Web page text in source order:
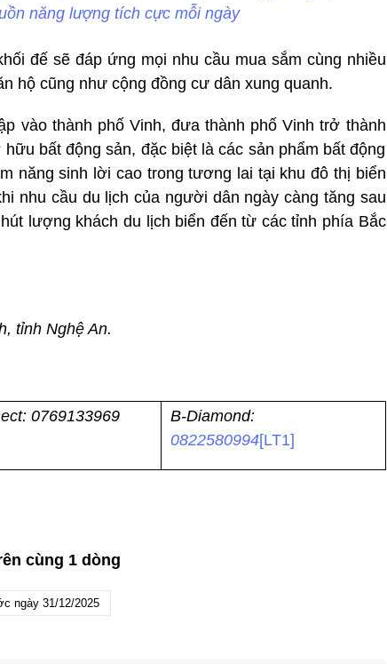
năng lượng tích cực mỗi ngày
đế sẽ đáp ứng mọi nhu cầu mua sắm cùng nhiều
hộ cũng như cộng đồng cư dân xung quanh.
vào thành phố Vinh, đưa thành phố Vinh trở thành
bất động sản, đặc biệt là các sản phẩm bất động
năng sinh lời cao trong tương lai tại khu đô thị biển
nhu cầu du lịch của người dân ngày càng tăng sau
lượng khách du lịch biển đến từ các tỉnh phía Bắc
tỉnh Nghệ An.
0769133969
B-Diamond:
0822580994[LT1]
cùng 1 dòng
ngày 31/12/2025